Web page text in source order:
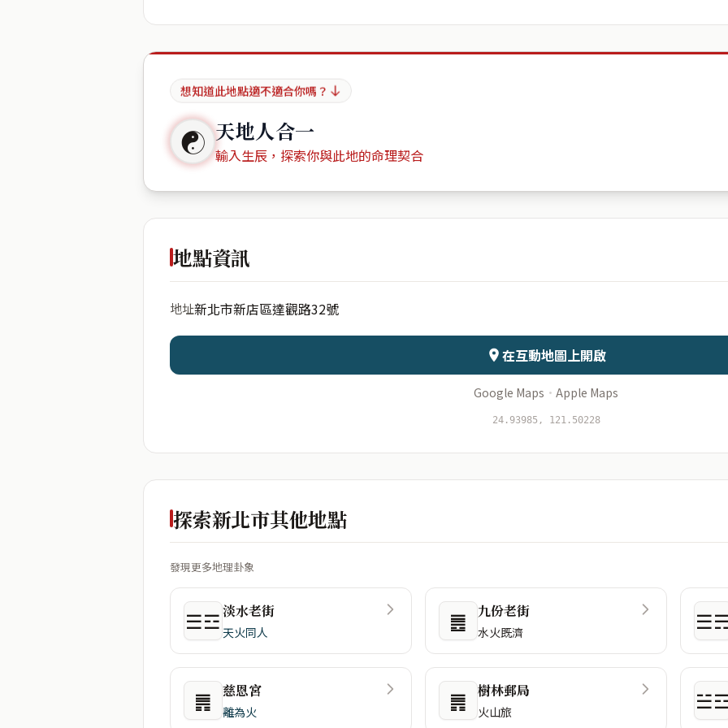
想知道此地點適不適合你嗎？
☯ 天地人合一
輸入生辰，探索你與此地的命理契合
地點資訊
地址新北市新店區達觀路32號
在互動地圖上開啟
Google Maps · Apple Maps
24.93985, 121.50228
探索新北市其他地點
發現更多地理卦象
☰☲淡水老街
天火同人 ䷌ 九份老街
水火既濟
䷠ 慈恩宮
離為火 ䷠ 樹林郵局
火山旅